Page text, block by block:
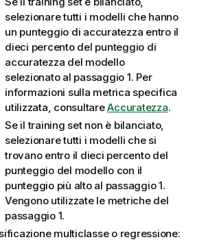
selezionare tutti i modelli che hanno
un punteggio di accuratezza entro il
dieci percento del punteggio di
accuratezza del modello
selezionato al passaggio 1. Per
informazioni sulla metrica specifica
utilizzata, consultareAccuratezza.
Se il training set non è bilanciato,
selezionare tutti i modelli che si
trovano entro il dieci percento del
punteggio del modello con il
punteggio più alto al passaggio 1.
Vengono utilizzate le metriche del
passaggio 1.
multiclasse o regressione: